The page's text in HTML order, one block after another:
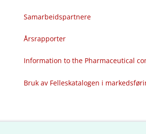
Samarbeidspartnere
Årsrapporter
Information to the Pharmaceutical
Bruk av Felleskatalogen i